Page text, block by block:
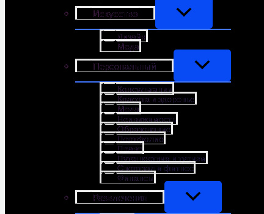
Искусство
Дизайн
Мода
Персональный
Консультации
Красота и здоровье
Мода
Недвижимость
Образование
Портфолио
Право
Путешествия и туризм
Спортзал и фитнес
Финансы
Развлечения